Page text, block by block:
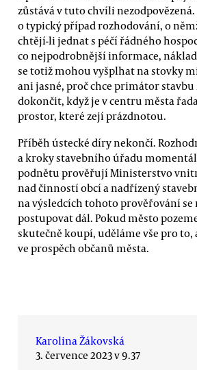
zůstává v tuto chvíli
o typický případ rozhodování, o
chtějí-li jednat s péčí řádného
co nejpodrobnější informace,
se totiž mohou vyšplhat na stovky
ani jasné, proč chce primátor stavbu
dokončit, když je v centru města
prostor, které zejí prázdnotou.
Příběh ústecké díry nekončí.
a kroky stavebního úřadu
podnětu prověřují Ministerstvo
nad činností obcí a nadřízený
na výsledcích tohoto prověřování
postupovat dál. Pokud město
skutečně koupí, uděláme vše pro to,
ve prospěch občanů města.
Karolina Žákovská
3. července 2023 v 9.37